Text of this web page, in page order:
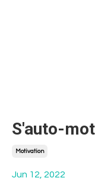
S'auto-
Motivation
Jun 12, 2022